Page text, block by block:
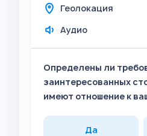
Геолокация
Аудио
Определены ли
заинтересованных
имеют отношение к
Да